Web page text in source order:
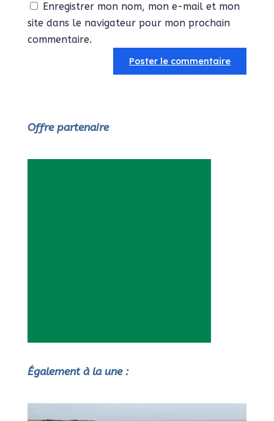
Enregistrer mon nom, mon e-mail et mon
site dans le navigateur pour mon prochain
commentaire.
Offre partenaire
Également à la une :